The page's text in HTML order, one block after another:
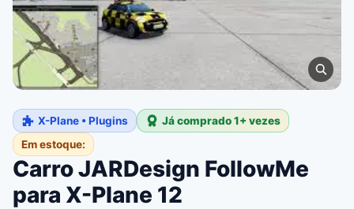
X-Plane • Plugins
Já comprado 1+ vezes
Em estoque:
Carro JARDesign FollowMe
para X-Plane 12